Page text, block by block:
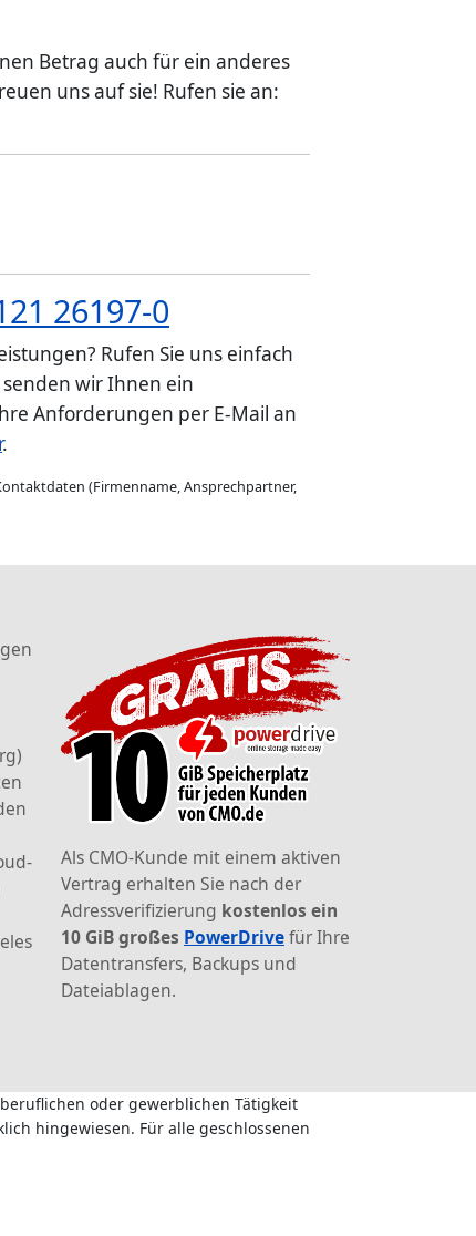
Betrag auch für ein anderes
uns auf sie! Rufen sie an:
26197-0
Rufen Sie uns einfach
wir Ihnen ein
Anforderungen per E-Mail an
.
(Firmenname, Ansprechpartner,
Als CMO-Kunde mit einem aktiven
Vertrag erhalten Sie nach der
Adressverifizierung kostenlos ein
10 GiB großes PowerDrivefür Ihre
Datentransfers, Backups und
Dateiablagen.
oder gewerblichen Tätigkeit
hingewiesen. Für alle geschlossenen